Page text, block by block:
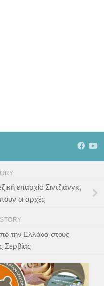
επαρχία Σιντζιάνγκ,
οι αρχές
την Ελλάδα στους
Σερβίας